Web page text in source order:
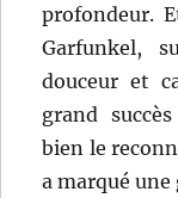
profondeur.
Garfunkel,
douceur et
grand
bien le
a marqué